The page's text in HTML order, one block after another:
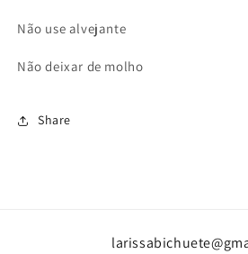
Não use alvejante
Não deixar de molho
Share